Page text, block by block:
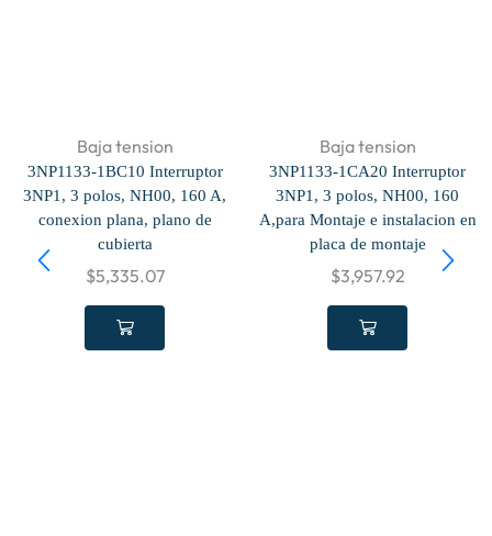
Baja tension
3NP1133-1BC10 Interruptor
3NP1, 3 polos, NH00, 160 A,
conexion plana, plano de
cubierta
$5,335.07
Baja tension
3NP1133-1CA20 Interruptor
3NP1, 3 polos, NH00, 160
A,para Montaje e instalacion en
placa de montaje
$3,957.92